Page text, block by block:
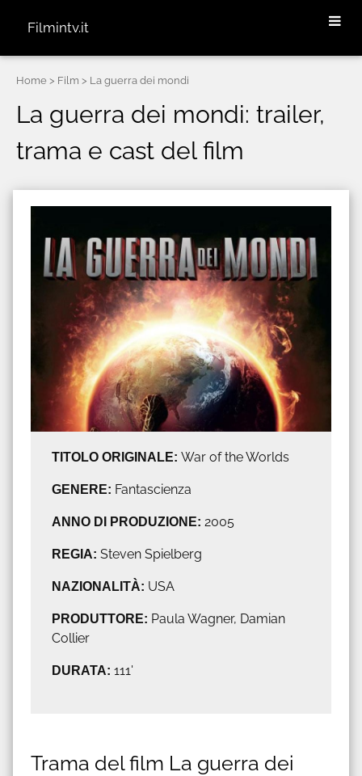
Filmintv.it
Home > Film > La guerra dei mondi
La guerra dei mondi: trailer,
trama e cast del film
TITOLO ORIGINALE: War of the Worlds
GENERE: Fantascienza
ANNO DI PRODUZIONE: 2005
REGIA: Steven Spielberg
NAZIONALITÀ: USA
PRODUTTORE: Paula Wagner, Damian
Collier
DURATA: 111'
Trama del film La guerra dei